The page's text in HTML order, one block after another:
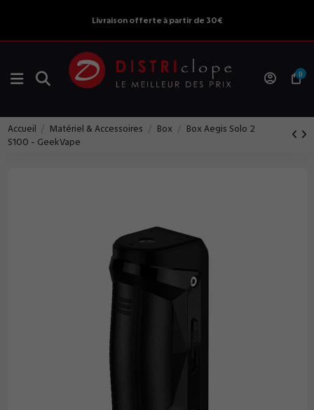
Livraison offerte à partir de 30€
0
Accueil Matériel & Accessoires Box
Box Aegis Solo 2
S100 - GeekVape